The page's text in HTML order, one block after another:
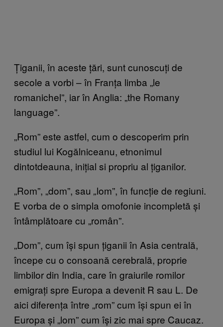
Țiganii, în aceste țări, sunt cunoscuți de
secole a vorbi – în Franța limba „le
romanichel”, iar în Anglia: „the Romany
language”.
„Rom” este astfel, cum o descoperim prin
studiul lui Kogălniceanu, etnonimul
dintotdeauna, inițial si propriu al țiganilor.
„Rom”, „dom”, sau „lom”, în funcție de regiuni.
E vorba de o simpla omofonie incompletă și
întâmplătoare cu „român”.
„Dom”, cum își spun țiganii în Asia centrală,
începe cu o consoană cerebrală, proprie
limbilor din India, care în graiurile romilor
emigrați spre Europa a devenit R sau L. De
aici diferența între „rom” cum își spun ei în
Europa și „lom” cum își zic mai spre Caucaz.